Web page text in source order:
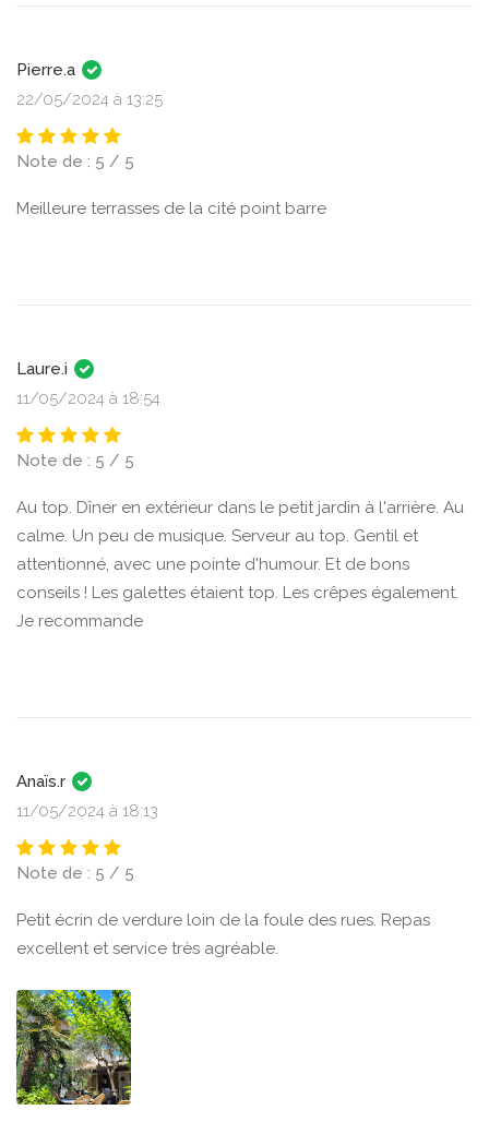
Pierre.a
22/05/2024 à 13:25
Note de : 5 / 5
Meilleure terrasses de la cité point barre
Laure.i
11/05/2024 à 18:54
Note de : 5 / 5
Au top. Dîner en extérieur dans le petit jardin à l'arrière. Au
calme. Un peu de musique. Serveur au top. Gentil et
attentionné, avec une pointe d'humour. Et de bons
conseils ! Les galettes étaient top. Les crêpes également.
Je recommande
Anaïs.r
11/05/2024 à 18:13
Note de : 5 / 5
Petit écrin de verdure loin de la foule des rues. Repas
excellent et service très agréable.